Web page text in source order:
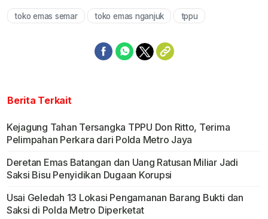
toko emas semar toko emas nganjuk tppu
Berita Terkait
Kejagung Tahan Tersangka TPPU Don Ritto, Terima
Pelimpahan Perkara dari Polda Metro Jaya
Deretan Emas Batangan dan Uang Ratusan Miliar Jadi
Saksi Bisu Penyidikan Dugaan Korupsi
Usai Geledah 13 Lokasi Pengamanan Barang Bukti dan
Saksi di Polda Metro Diperketat